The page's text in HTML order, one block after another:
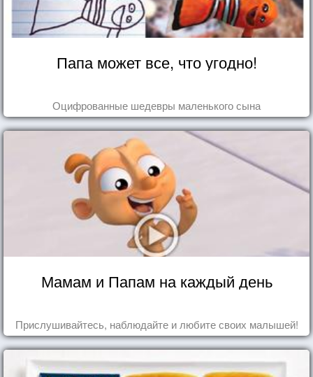
Папа может все, что угодно!
Оцифрованные шедевры маленького сына
Мамам и Папам на каждый день
Прислушивайтесь, наблюдайте и любите своих малышей!